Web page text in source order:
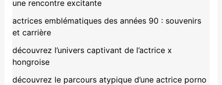
une rencontre excitante
actrices emblématiques des années 90 : souvenirs
et carrière
découvrez l’univers captivant de l’actrice x
hongroise
découvrez le parcours atypique d’une actrice porno